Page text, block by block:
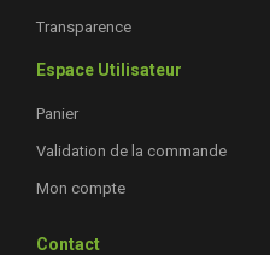
Transparence
Espace Utilisateur
Panier
Validation de la commande
Mon compte
Contact